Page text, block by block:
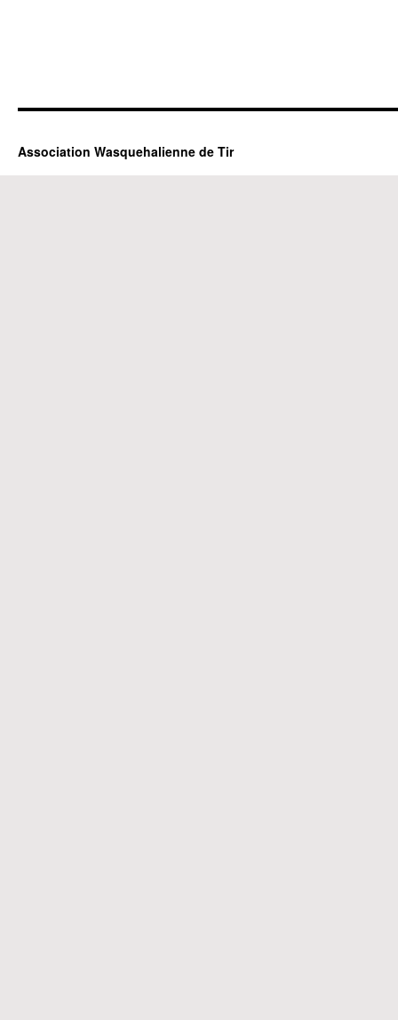
Association Wasquehalienne de Tir